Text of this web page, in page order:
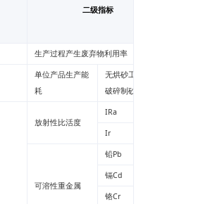
二级指标
生产过程产生废弃物利用率
单位产品生产能
耗
无烘砂工艺、无
破碎制砂工艺
放射性比活度
IRa
Ir
可溶性重金属
铅Pb
镉Cd
铬Cr